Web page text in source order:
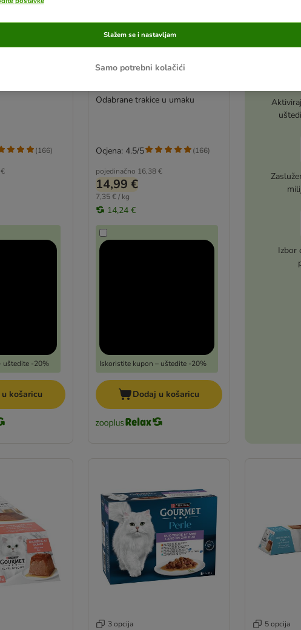
uštedite -20%
(166)
košaricu
3 opcija
Gourmet Perle miješani
Odabrane trakice u umaku
pojedinačno 16,38 €
14,99 €
7,35 € / kg
14,24 €
Iskoristite kupon – uštedite -20%
Ocjena: 4.5/5 (166)
Dodaj u košaricu
Izbor
3 opcija 5 opcija
Samo potrebni kolačići
Slažem se i nastavljam